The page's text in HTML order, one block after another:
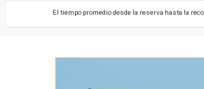
El tiempo promedio desde la reserva hasta la